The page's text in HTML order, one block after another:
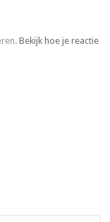
Bekijk hoe je reactie